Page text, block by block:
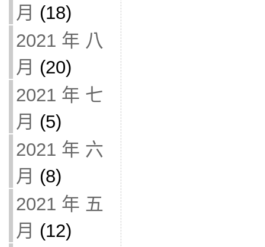
月 (18)
2021 年 八
月 (20)
2021 年 七
月 (5)
2021 年 六
月 (8)
2021 年 五
月 (12)